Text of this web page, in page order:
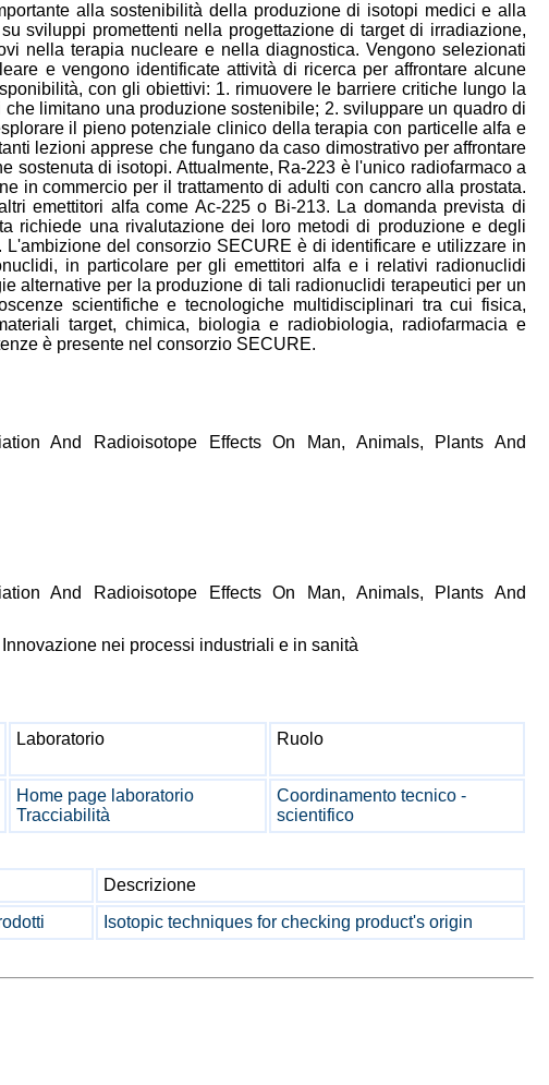
alla sostenibilità della produzione di isotopi medici e alla
sviluppi promettenti nella progettazione di target di irradiazione,
nella terapia nucleare e nella diagnostica. Vengono selezionati
e vengono identificate attività di ricerca per affrontare alcune
con gli obiettivi: 1. rimuovere le barriere critiche lungo la
limitano una produzione sostenibile; 2. sviluppare un quadro di
il pieno potenziale clinico della terapia con particelle alfa e
lezioni apprese che fungano da caso dimostrativo per affrontare
sostenuta di isotopi. Attualmente, Ra-223 è l'unico radiofarmaco a
in commercio per il trattamento di adulti con cancro alla prostata.
emettitori alfa come Ac-225 o Bi-213. La domanda prevista di
richiede una rivalutazione dei loro metodi di produzione e degli
del consorzio SECURE è di identificare e utilizzare in
in particolare per gli emettitori alfa e i relativi radionuclidi
alternative per la produzione di tali radionuclidi terapeutici per un
scientifiche e tecnologiche multidisciplinari tra cui fisica,
target, chimica, biologia e radiobiologia, radiofarmacia e
è presente nel consorzio SECURE.
And Radioisotope Effects On Man, Animals, Plants And
And Radioisotope Effects On Man, Animals, Plants And
Innovazione nei processi industriali e in sanità
Laboratorio Ruolo
Home page laboratorio
Tracciabilità
Coordinamento tecnico -
scientifico
Descrizione
Isotopic techniques for checking product's origin